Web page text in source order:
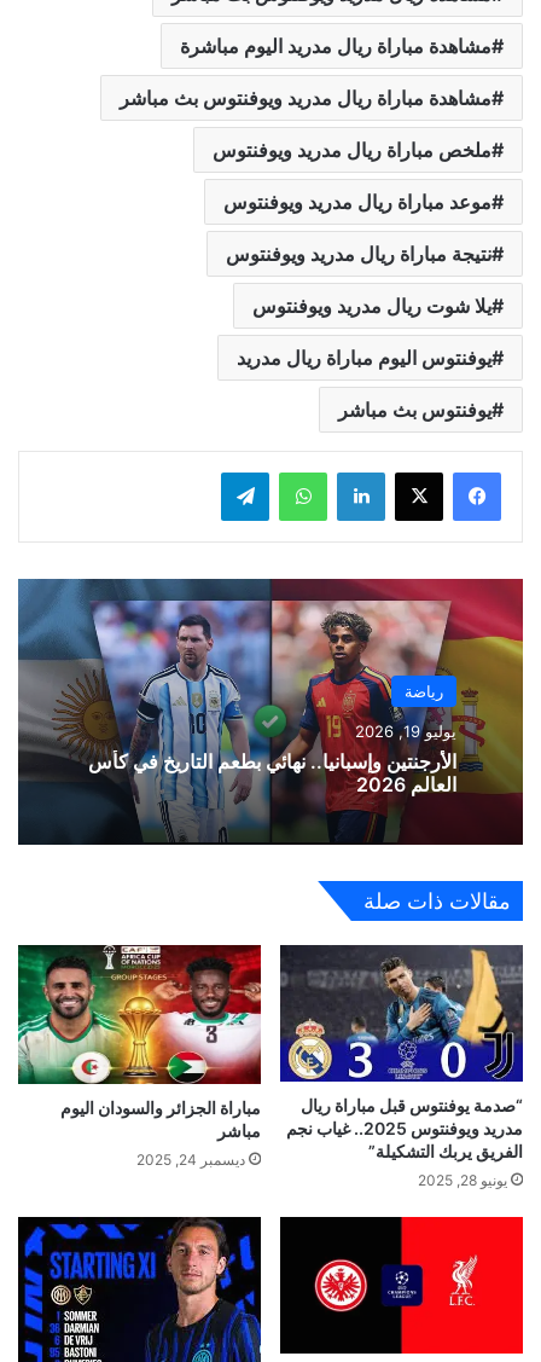
مشاهدة مباراة ريال مدريد اليوم مباشرة
مشاهدة مباراة ريال مدريد ويوفنتوس بث مباشر
ملخص مباراة ريال مدريد ويوفنتوس
موعد مباراة ريال مدريد ويوفنتوس
نتيجة مباراة ريال مدريد ويوفنتوس
يلا شوت ريال مدريد ويوفنتوس
يوفنتوس اليوم مباراة ريال مدريد
يوفنتوس بث مباشر
لينكدإن واتساب
رياضة
يوليو 19, 2026
الأرجنتين وإسبانيا.. نهائي بطعم التاريخ في كأس
العالم 2026
مقالات ذات صلة
“صدمة يوفنتوس قبل مباراة ريال
مدريد ويوفنتوس 2025.. غياب نجم
الفريق يربك التشكيلة”
يونيو 28, 2025
مباراة الجزائر والسودان اليوم
مباشر
ديسمبر 24, 2025